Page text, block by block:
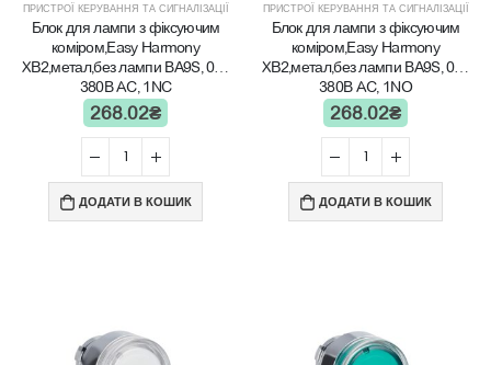
ПРИСТРОЇ КЕРУВАННЯ ТА СИГНАЛІЗАЦІЇ
Блок для лампи з фіксуючим
коміром,Easy Harmony
XB2,метал,без лампи ВА9S, 0…
380В AC, 1NC
268.02₴
ДОДАТИ В КОШИК
ПРИСТРОЇ КЕРУВАННЯ ТА СИГНАЛІЗАЦІЇ
Блок для лампи з фіксуючим
коміром,Easy Harmony
XB2,метал,без лампи ВА9S, 0…
380В AC, 1NO
268.02₴
ДОДАТИ В КОШИК